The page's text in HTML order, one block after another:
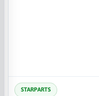
STARPARTS